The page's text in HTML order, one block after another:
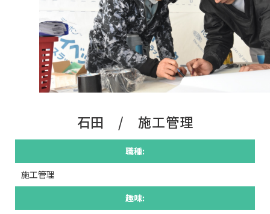
石田 / 施工管理
職種:
施工管理
趣味: